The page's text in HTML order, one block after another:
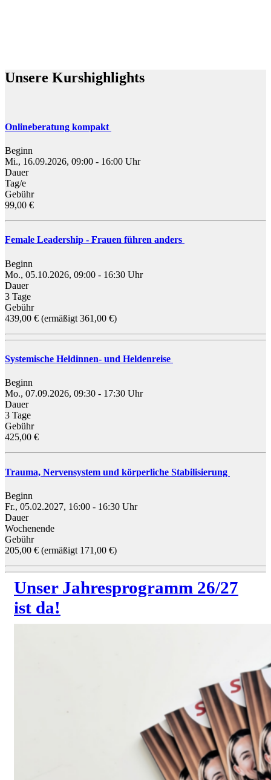
Unsere Kurshighlights
Onlineberatung kompakt
Beginn
Mi., 16.09.2026, 09:00 - 16:00 Uhr
Dauer
Tag/e
Gebühr
99,00 €
Female Leadership - Frauen führen anders
Beginn
Mo., 05.10.2026, 09:00 - 16:30 Uhr
Dauer
3 Tage
Gebühr
439,00 € (ermäßigt 361,00 €)
Systemische Heldinnen- und Heldenreise
Beginn
Mo., 07.09.2026, 09:30 - 17:30 Uhr
Dauer
3 Tage
Gebühr
425,00 €
Trauma, Nervensystem und körperliche Stabilisierung
Beginn
Fr., 05.02.2027, 16:00 - 16:30 Uhr
Dauer
Wochenende
Gebühr
205,00 € (ermäßigt 171,00 €)
Unser Jahresprogramm 26/27
ist da!